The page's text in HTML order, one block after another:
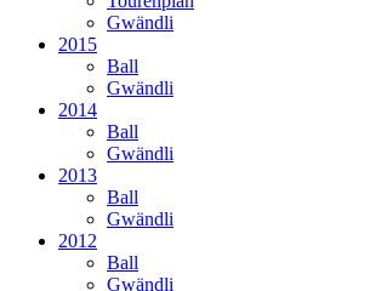
Gwändli
2015
Ball
Gwändli
2014
Ball
Gwändli
2013
Ball
Gwändli
2012
Ball
Gwändli